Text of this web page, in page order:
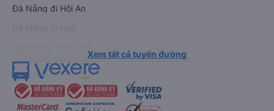
Đà Nẵng đi Hội An
Xem tất cả tuyến đường